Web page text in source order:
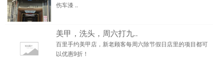
伤车漆 ..
美甲，洗头，周六打九..
百里手约美甲店，新老顾客每周六除节假日店里的项目都可
以优惠9折！